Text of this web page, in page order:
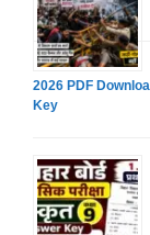
2026 PDF
Key